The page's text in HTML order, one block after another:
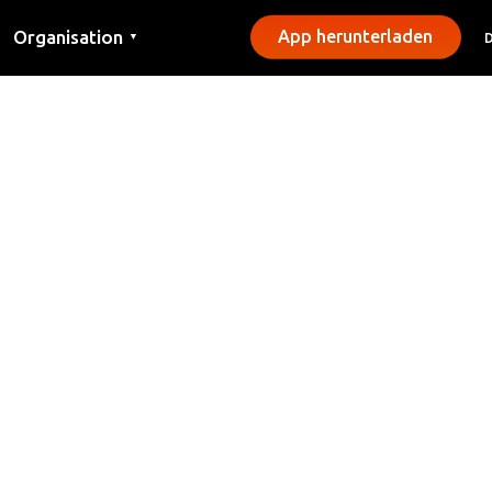
Organisation ▼ App herunterladen